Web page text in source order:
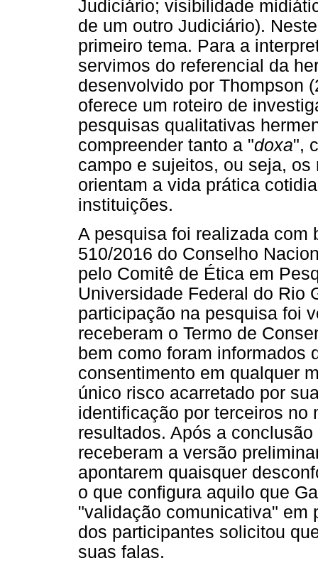
Judiciário; visibilidade
de um outro Judiciário).
primeiro tema. Para a
servimos do referencial da
desenvolvido por Thompson
oferece um roteiro de
pesquisas qualitativas
compreender tanto a "doxa",
campo e sujeitos, ou seja,
orientam a vida prática
instituições.
A pesquisa foi realizada com
510/2016 do Conselho
pelo Comitê de Ética em
Universidade Federal do Rio
participação na pesquisa foi
receberam o Termo de
bem como foram informados
consentimento em qualquer
único risco acarretado por
identificação por terceiros no
resultados. Após a
receberam a versão
apontarem quaisquer
o que configura aquilo que
"validação comunicativa" em
dos participantes solicitou
suas falas.